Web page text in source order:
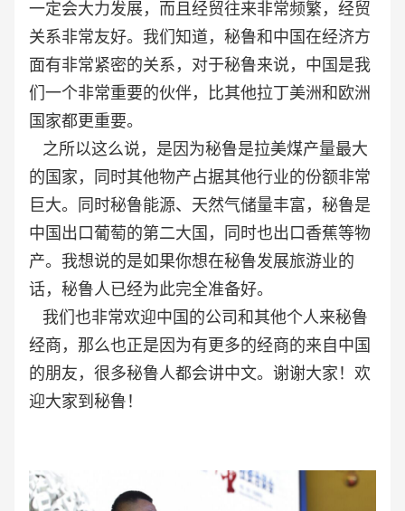
一定会大力发展，而且经贸往来非常频繁，经贸
关系非常友好。我们知道，秘鲁和中国在经济方
面有非常紧密的关系，对于秘鲁来说，中国是我
们一个非常重要的伙伴，比其他拉丁美洲和欧洲
国家都更重要。
之所以这么说，是因为秘鲁是拉美煤产量最大
的国家，同时其他物产占据其他行业的份额非常
巨大。同时秘鲁能源、天然气储量丰富，秘鲁是
中国出口葡萄的第二大国，同时也出口香蕉等物
产。我想说的是如果你想在秘鲁发展旅游业的
话，秘鲁人已经为此完全准备好。
我们也非常欢迎中国的公司和其他个人来秘鲁
经商，那么也正是因为有更多的经商的来自中国
的朋友，很多秘鲁人都会讲中文。谢谢大家！欢
迎大家到秘鲁！